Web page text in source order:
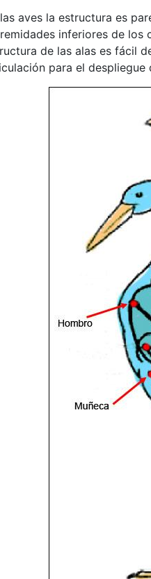
aves la estructura es
inferiores de los
de las alas es fácil
para el despliegue